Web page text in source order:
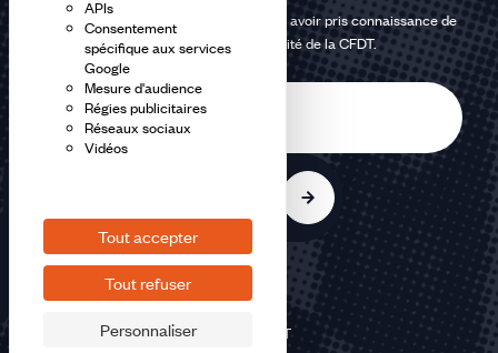
APIs
Consentement
spécifique aux services
Google
Mesure d'audience
Régies publicitaires
Réseaux sociaux
Vidéos
Tout accepter
Tout refuser
Personnaliser
En m'inscrivant à la newsletter, j'affirme avoir pris connaissance de
lapolitique de confidentialité de la CFDT.
©2026 CFDT